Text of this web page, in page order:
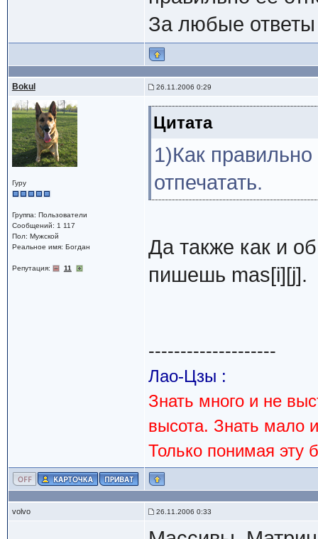
За любые
Bokul 26.11.2006 0:29
Гуру
Группа: Пользователи
Сообщений: 1 117
Пол: Мужской
Реальное имя: Богдан
Репутация: 11
Цитата
1)Как
отпечатать.
Да также как и
пишешь mas[i][j].
--------------------
Лао-Цзы :
Знать много и не
высота. Знать мало
Только понимая эту
volvo 26.11.2006 0:33